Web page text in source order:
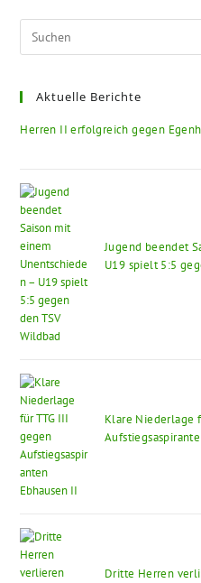
Aktuelle Berichte
Herren II erfolgreich gegen
Jugend beendet
U19 spielt 5:5
Klare Niederlage
Dritte Herren